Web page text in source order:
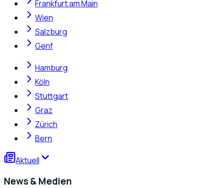
Frankfurt am Main
Wien
Salzburg
Genf
Hamburg
Köln
Stuttgart
Graz
Zürich
Bern
Aktuell
News & Medien